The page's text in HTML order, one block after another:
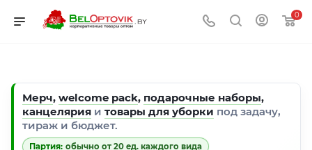
0
Мерч, welcome pack, подарочные наборы,
канцелярия и товары для уборки под задачу,
тираж и бюджет.
Партия: обычно от 20 ед. каждого вида